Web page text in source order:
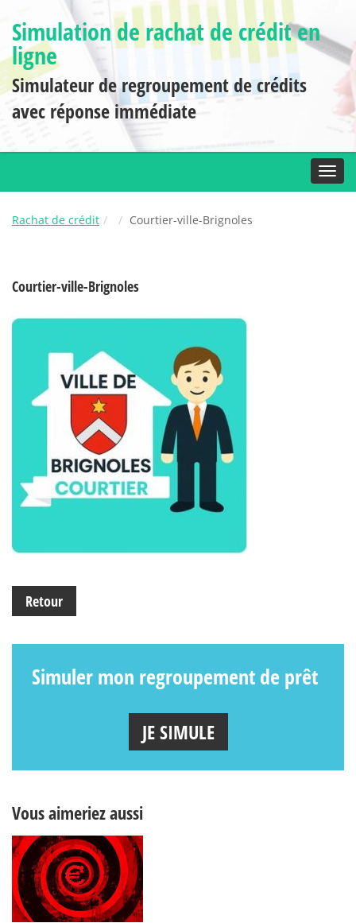
Simulation de rachat de crédit en
ligne
Simulateur de regroupement de crédits
avec réponse immédiate
Rachat de crédit Courtier-ville-Brignoles
Courtier-ville-Brignoles
Retour
Simuler mon regroupement de prêt
JE SIMULE
Vous aimeriez aussi